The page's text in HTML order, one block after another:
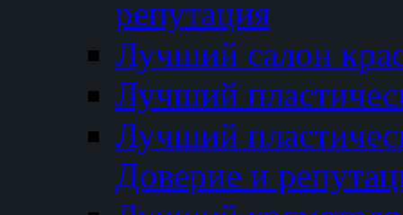
репутация
Лучший салон
Лучший
Лучший
Доверие и